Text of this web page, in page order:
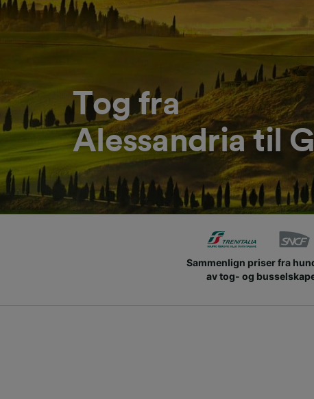
Tog fra
Alessandria til
Sammenlign priser fra
av tog- og